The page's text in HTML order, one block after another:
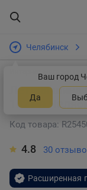
Челябинск
Ваш город
Да
Интернет-магазин шин
Летняя
102Yв
Код товара:
4.8 30
Расширенная